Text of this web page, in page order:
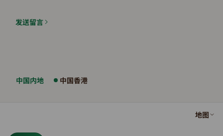
发送留言
中国内地 中国香港
地图